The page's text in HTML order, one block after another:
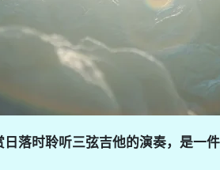
落时聆听三弦吉他的演奏，是一件